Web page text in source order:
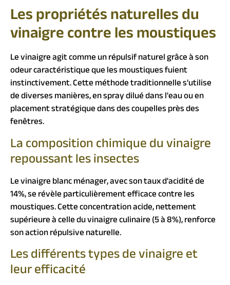
Les propriétés naturelles du
vinaigre contre les moustiques
Le vinaigre agit comme un répulsif naturel grâce à son
odeur caractéristique que les moustiques fuient
instinctivement. Cette méthode traditionnelle s'utilise
de diverses manières, en spray dilué dans l'eau ou en
placement stratégique dans des coupelles près des
fenêtres.
La composition chimique du vinaigre
repoussant les insectes
Le vinaigre blanc ménager, avec son taux d'acidité de
14%, se révèle particulièrement efficace contre les
moustiques. Cette concentration acide, nettement
supérieure à celle du vinaigre culinaire (5 à 8%), renforce
son action répulsive naturelle.
Les différents types de vinaigre et
leur efficacité